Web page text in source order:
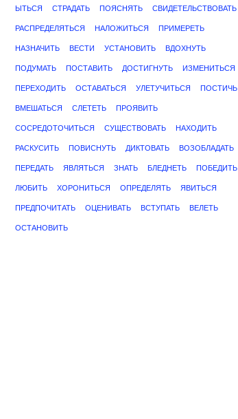
ЫТЬСЯ СТРАДАТЬ ПОЯСНЯТЬ СВИДЕТЕЛЬСТВОВАТЬ
РАСПРЕДЕЛЯТЬСЯ НАЛОЖИТЬСЯ ПРИМЕРЕТЬ
НАЗНАЧИТЬ ВЕСТИ УСТАНОВИТЬ ВДОХНУТЬ
ПОДУМАТЬ ПОСТАВИТЬ ДОСТИГНУТЬ ИЗМЕНИТЬСЯ
ПЕРЕХОДИТЬ ОСТАВАТЬСЯ УЛЕТУЧИТЬСЯ ПОСТИЧЬ
ВМЕШАТЬСЯ СЛЕТЕТЬ ПРОЯВИТЬ
СОСРЕДОТОЧИТЬСЯ СУЩЕСТВОВАТЬ НАХОДИТЬ
РАСКУСИТЬ ПОВИСНУТЬ ДИКТОВАТЬ ВОЗОБЛАДАТЬ
ПЕРЕДАТЬ ЯВЛЯТЬСЯ ЗНАТЬ БЛЕДНЕТЬ ПОБЕДИТЬ
ЛЮБИТЬ ХОРОНИТЬСЯ ОПРЕДЕЛЯТЬ ЯВИТЬСЯ
ПРЕДПОЧИТАТЬ ОЦЕНИВАТЬ ВСТУПАТЬ ВЕЛЕТЬ
ОСТАНОВИТЬ